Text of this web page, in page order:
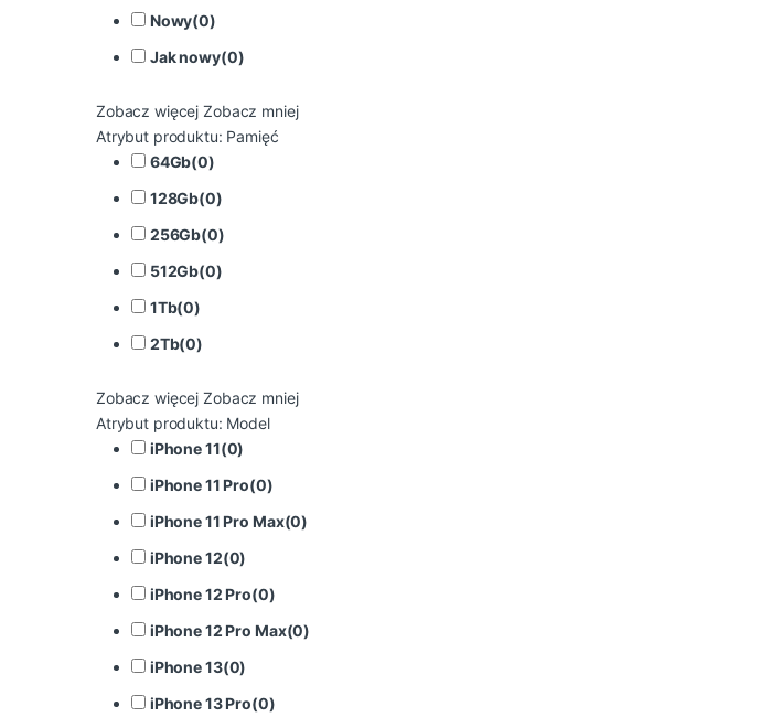
Nowy(0)
Jak nowy(0)
Zobacz więcej Zobacz mniej
Atrybut produktu: Pamięć
64Gb(0)
128Gb(0)
256Gb(0)
512Gb(0)
1Tb(0)
2Tb(0)
Zobacz więcej Zobacz mniej
Atrybut produktu: Model
iPhone 11(0)
iPhone 11 Pro(0)
iPhone 11 Pro Max(0)
iPhone 12(0)
iPhone 12 Pro(0)
iPhone 12 Pro Max(0)
iPhone 13(0)
iPhone 13 Pro(0)